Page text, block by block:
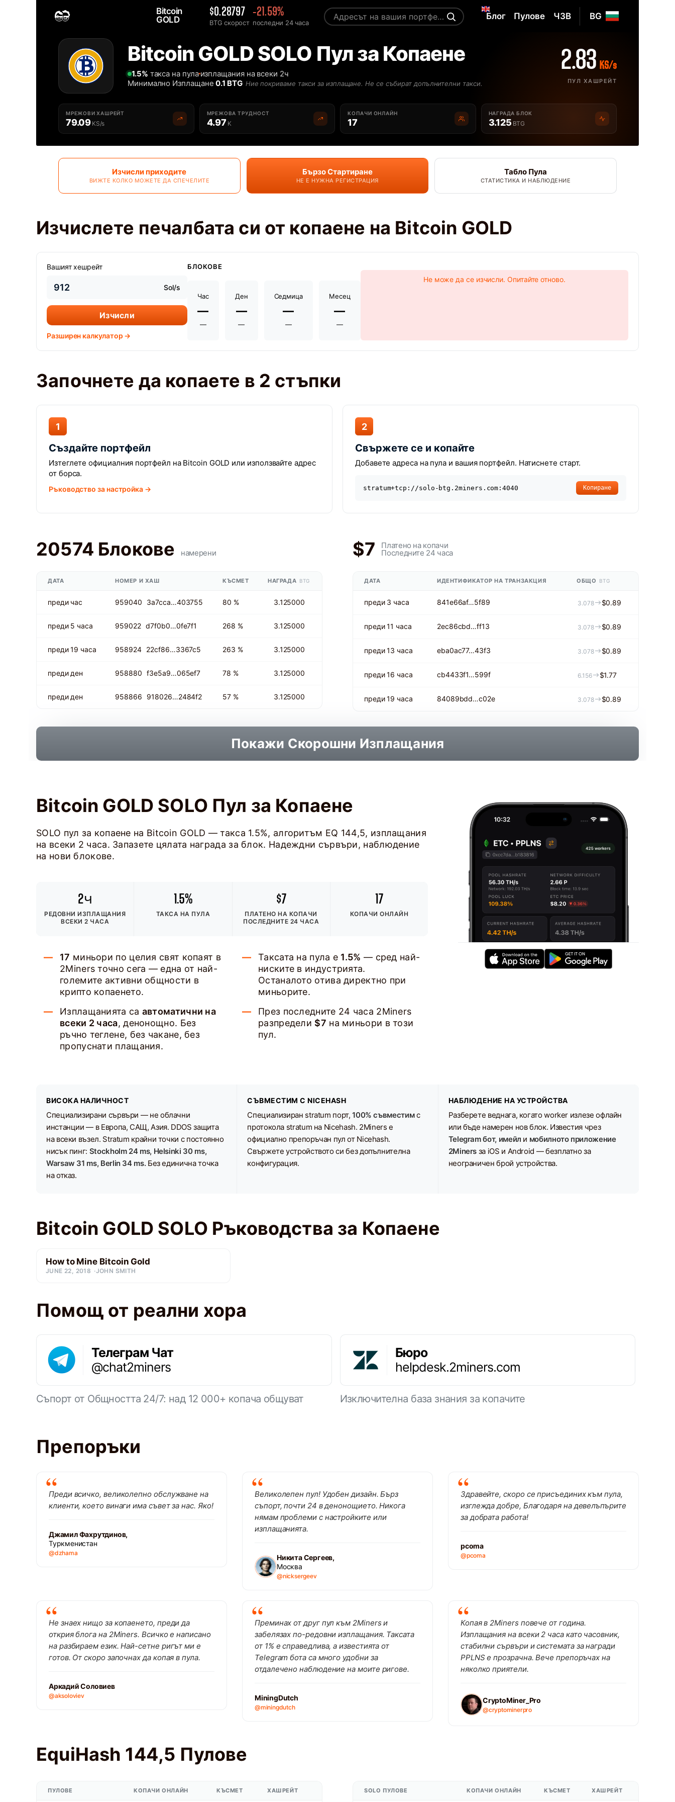
2MINERS.COM
Bitcoin
GOLD
$0.28797
BTG скорост
-21.59%
последни 24 часа
BG
Блог Пулове ЧЗВ
Solo Bitcoin GOLD BTG Пул за Копаене - 2MinersBitcoin GOLD SOLO Пул за Копаене
1.5% такса на пулаизплащания на всеки 2ч
Минимално Изплащане0.1 BTG Ние покриваме такси за изплащане. Не се събират допълнителни такси.
2.83 KS/s
ПУЛ ХАШРЕЙТ
МРЕЖОВИ ХАШРЕЙТ
79.09 KS/s
МРЕЖОВА ТРУДНОСТ
4.97 K
КОПАЧИ ОНЛАЙН
17
НАГРАДА БЛОК
3.125 BTG
Изчисли приходите
ВИЖТЕ КОЛКО МОЖЕТЕ ДА СПЕЧЕЛИТЕ
Бързо Стартиране
НЕ Е НУЖНА РЕГИСТРАЦИЯ
Табло Пула
СТАТИСТИКА И НАБЛЮДЕНИЕ
Изчислете печалбата си от копаене на Bitcoin GOLD
Вашият хешрейт
Sol/s
Изчисли
Разширен калкулатор →
БЛОКОВЕ
Час
—
—
Ден
—
—
Седмица
—
—
Месец
—
—
Не може да се изчисли. Опитайте отново.
Започнете да копаете в 2 стъпки
1
Създайте портфейл
Изтеглете официалния портфейл на Bitcoin GOLD или използвайте адрес
от борса.
Ръководство за настройка →
2
Свържете се и копайте
Добавете адреса на пула и вашия портфейл. Натиснете старт.
stratum+tcp://solo-btg.2miners.com:4040 Копиране
20574 Блокове намерени
ДАТА НОМЕР И ХАШ КЪСМЕТ НАГРАДА BTG
преди час 959040 3a7cca…403755 80 % 3.125000
преди 5 часа 959022 d7f0b0…0fe7f1 268 % 3.125000
преди 19 часа 958924 22cf86…3367c5 263 % 3.125000
преди ден 958880 f3e5a9…065ef7 78 % 3.125000
преди ден 958866 918026…2484f2 57 % 3.125000
$7 Платено на копачи
Последните 24 часа
ДАТА ИДЕНТИФИКАТОР НА ТРАНЗАКЦИЯ ОБЩО BTG
преди 3 часа 841e66af…5f89 3.078 $0.89
преди 11 часа 2ec86cbd…ff13 3.078 $0.89
преди 13 часа eba0ac77…43f3 3.078 $0.89
преди 16 часа cb4433f1…599f 6.156 $1.77
преди 19 часа 84089bdd…c02e 3.078 $0.89
Покажи Скорошни Изплащания
Bitcoin GOLD SOLO Пул за Копаене
SOLO пул за копаене на Bitcoin GOLD — такса 1.5%, алгоритъм EQ 144,5, изплащания
на всеки 2 часа. Запазете цялата награда за блок. Надеждни сървъри, наблюдение
на нови блокове.
2ч
РЕДОВНИ ИЗПЛАЩАНИЯ
ВСЕКИ 2 ЧАСА
1.5%
ТАКСА НА ПУЛА
$7
ПЛАТЕНО НА КОПАЧИ
ПОСЛЕДНИТЕ 24 ЧАСА
17
КОПАЧИ ОНЛАЙН
17 миньори по целия свят копаят в
2Miners точно сега — една от най-
големите активни общности в
крипто копаенето.
Таксата на пула е 1.5% — сред най-
ниските в индустрията.
Останалото отива директно при
миньорите.
Изплащанията са автоматични на
всеки 2 часа, денонощно. Без
ръчно теглене, без чакане, без
пропуснати плащания.
През последните 24 часа 2Miners
разпредели $7 на миньори в този
пул.
ВИСОКА НАЛИЧНОСТ
Специализирани сървъри — не облачни
инстанции — в Европа, САЩ, Азия. DDOS защита
на всеки възел. Stratum крайни точки с постоянно
нисък пинг: Stockholm 24 ms, Helsinki 30 ms,
Warsaw 31 ms, Berlin 34 ms.Без единична точка
на отказ.
СЪВМЕСТИМ С NICEHASH
Специализиран stratum порт,100% съвместимс
протокола stratum на Nicehash. 2Miners е
официално препоръчан пул от Nicehash.
Свържете устройството си без допълнителна
конфигурация.
НАБЛЮДЕНИЕ НА УСТРОЙСТВА
Разберете веднага, когато worker излезе офлайн
или бъде намерен нов блок. Известия чрез
Telegram бот, имейл и мобилното приложение
2Miners за iOS и Android — безплатно за
неограничен брой устройства.
Bitcoin GOLD SOLO Ръководства за Копаене
How to Mine Bitcoin Gold
JUNE 22, 2018 JOHN SMITH
Помощ от реални хора
Телеграм Чат
@chat2miners
Съпорт от Общността 24/7: над 12 000+ копача общуват
Бюро
helpdesk.2miners.com
Изключителна база знания за копачите
Препоръки
Преди всичко, великолепно обслужване на
клиенти, което винаги има съвет за нас. Яко!
Джамил Фахрутдинов,
Туркменистан
@dzhama
Великолепен пул! Удобен дизайн. Бърз
съпорт, почти 24 в денонощието. Никога
нямам проблеми с настройките или
изплащанията.
Никита Сергеев,
Москва
@nicksergeev
Здравейте, скоро се присъединих към пула,
изглежда добре, Благодаря на девелъпърите
за добрата работа!
pcoma
@pcoma
Не знаех нищо за копаенето, преди да
открия блога на 2Miners. Всичко е написано
на разбираем език. Най-сетне ригът ми е
готов. От скоро започнах да копая в пула.
Аркадий Соловиев
@aksoloviev
Преминах от друг пул към 2Miners и
забелязах по-редовни изплащания. Таксата
от 1% е справедлива, а известията от
Telegram бота са много удобни за
отдалечено наблюдение на моите ригове.
MiningDutch
@miningdutch
Копая в 2Miners повече от година.
Изплащания на всеки 2 часа като часовник,
стабилни сървъри и системата за награди
PPLNS е прозрачна. Вече препоръчах на
няколко приятели.
CryptoMiner_Pro
@cryptominerpro
EquiHash 144,5 Пулове
ПУЛОВЕ КОПАЧИ ОНЛАЙН КЪСМЕТ ХАШРЕЙТ SOLO ПУЛОВЕ КОПАЧИ ОНЛАЙН КЪСМЕТ ХАШРЕЙТ